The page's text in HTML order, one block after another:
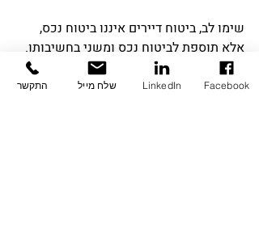
שימו לב, ביטוח דיירים איננו ביטוח נכס,
אלא תוספת לביטוח נכס ומשני בחשיבותו.
ביטוח נכס הינו הביטוח החשוב ביותר לכל
בעל נכס, בין אם מדובר על נכס למגורים או
התקשר שלח מייל LinkedIn Facebook